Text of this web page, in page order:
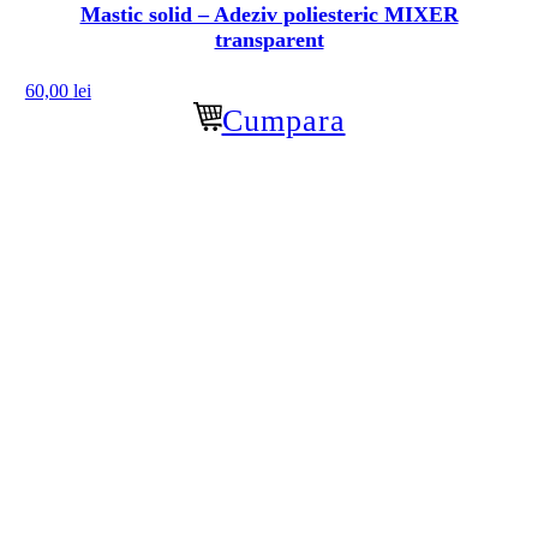
Mastic solid – Adeziv poliesteric MIXER
transparent
60,00 lei
Cumpara